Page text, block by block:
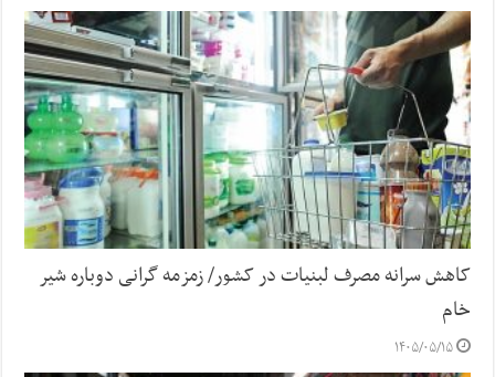
کاهش سرانه مصرف لبنیات در کشور/ زمزمه گرانی دوباره شیر
خام
۱۴۰۵/۰۵/۱۵